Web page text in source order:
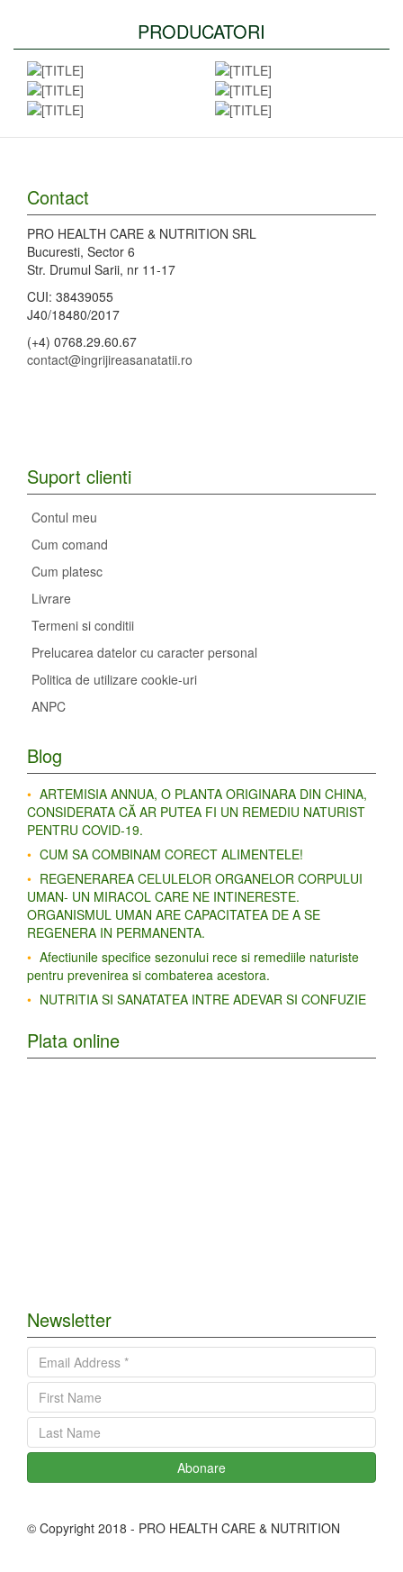
PRODUCATORI
Contact
PRO HEALTH CARE & NUTRITION SRL
Bucuresti, Sector 6
Str. Drumul Sarii, nr 11-17
CUI: 38439055
J40/18480/2017
(+4) 0768.29.60.67
contact@ingrijireasanatatii.ro
Suport clienti
Contul meu
Cum comand
Cum platesc
Livrare
Termeni si conditii
Prelucarea datelor cu caracter personal
Politica de utilizare cookie-uri
ANPC
Blog
ARTEMISIA ANNUA, O PLANTA ORIGINARA DIN CHINA,
CONSIDERATA CĂ AR PUTEA FI UN REMEDIU NATURIST
PENTRU COVID-19.
CUM SA COMBINAM CORECT ALIMENTELE!
REGENERAREA CELULELOR ORGANELOR CORPULUI
UMAN- UN MIRACOL CARE NE INTINERESTE.
ORGANISMUL UMAN ARE CAPACITATEA DE A SE
REGENERA IN PERMANENTA.
Afectiunile specifice sezonului rece si remediile naturiste
pentru prevenirea si combaterea acestora.
NUTRITIA SI SANATATEA INTRE ADEVAR SI CONFUZIE
Plata online
Newsletter
Abonare
© Copyright 2018 - PRO HEALTH CARE & NUTRITION